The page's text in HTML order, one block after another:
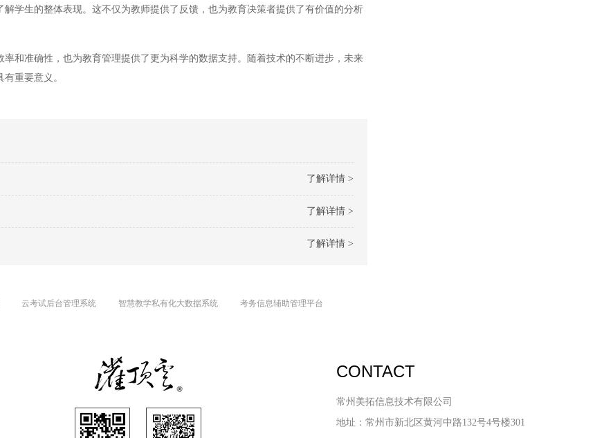
学生的整体表现。这不仅为教师提供了反馈，也为教育决策者提供了有价值的分析
准确性，也为教育管理提供了更为科学的数据支持。随着技术的不断进步，未来
重要意义。
了解详情 >
了解详情 >
了解详情 >
云考试后台管理系统 智慧教学私有化大数据系统 考务信息辅助管理平台
CONTACT
常州美拓信息技术有限公司
地址：常州市新北区黄河中路132号4号楼301